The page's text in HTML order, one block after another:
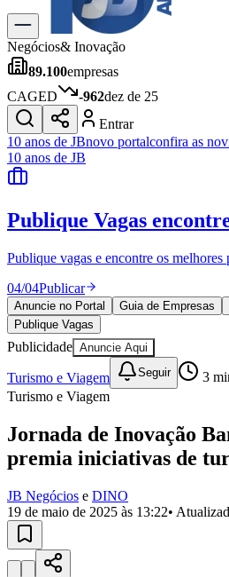
Dia a Dia & Lazer
Gastronomia
Cinema & Shows
JogosNovo
Para Sua Empresa
Publicidade Legal
Eleições
Esportes
Saúde
Segurança
Cultura
Meio Ambiente
Obras
Educação
Bairros de Barueri
Selecione sua região Para notícias da sua
Aldeia Aldeia da Serra
JubranBelval Bethaville Boa
VistaCalifórniaCarapicuíbaCentro
Região
MilitarItapevi
Califórnia
Negócios& Inovação
89.100empresas
CAGED
-962dez de 25
Entrar
10 anos de JBnovo portalconfira as
10 anos de JB
Publique Vagas
Publique vagas e encontre os melhores
04/04Publicar
Anuncie no Portal Guia de Empresas
Publique Vagas
Publicidade Anuncie Aqui
Turismo e Viagem Seguir 3
Turismo e Viagem
Jornada de Inovação
premia iniciativas de
JB Negócios e DINO
19 de maio de 2025 às 13:22•